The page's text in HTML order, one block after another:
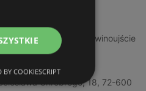
4, 72-600 Świnoujście
Chrobrego, 18, 72-600
BY COOKIESCRIPT